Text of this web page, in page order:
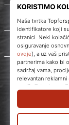
O nama
Korisnička